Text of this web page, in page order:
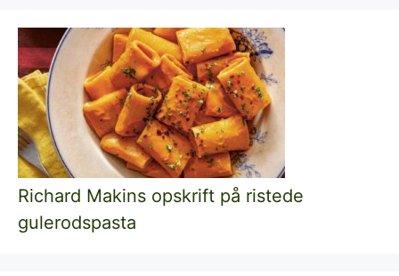
Richard Makins opskrift på ristede
gulerodspasta